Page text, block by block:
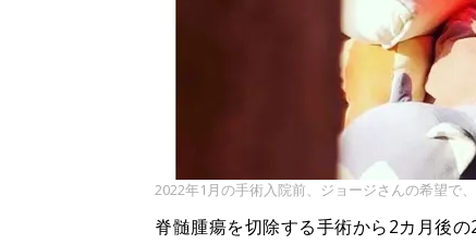
2022年1月の手術入院前、ジョージさんの希望で
脊髄腫瘍を切除する手術から2カ月後